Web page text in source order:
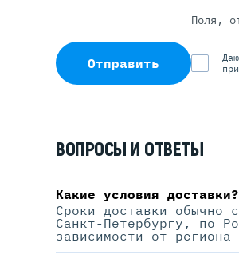
Поля,
Отправить
ВОПРОСЫ И ОТВЕТЫ
Какие условия доставки?
Сроки доставки обычно
Санкт-Петербургу, по
зависимости от